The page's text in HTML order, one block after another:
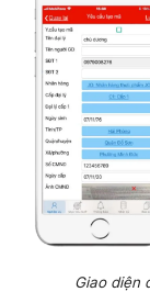
Giao diện